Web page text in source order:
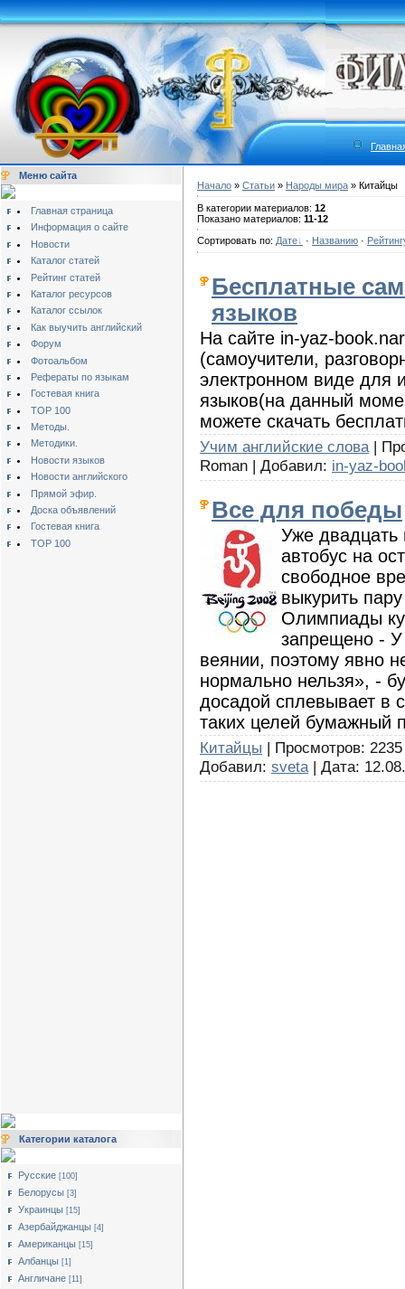
Меню сайта
Главная страница
Информация о сайте
Новости
Каталог статей
Рейтинг статей
Каталог ресурсов
Каталог ссылок
Как выучить английский
Форум
Фотоальбом
Рефераты по языкам
Гостевая книга
TOP 100
Методы.
Методики.
Новости языков
Новости английского
Прямой эфир.
Доска объявлений
Гостевая книга
TOP 100
Категории каталога
Русские [100]
Белорусы [3]
Украинцы [15]
Азербайджанцы [4]
Американцы [15]
Албанцы [1]
Англичане [11]
Начало » Статьи » Народы мира » Китайцы
В категории материалов: 12
Показано материалов: 11-12
Сортировать по: Дате · Названию ·
Бесплатные
языков
На сайте in-yaz-
(самоучители,
электронном виде для
языков(на данный
можете скачать
Учим английские слова |
Roman | Добавил: in-yaz-
Все для победы
Уже двадцать
автобус на
свободное
выкурить
Олимпиады
запрещено -
веянии, поэтому явно
нормально нельзя», -
досадой сплевывает в
таких целей бумажный
Китайцы | Просмотров:
Добавил: sveta | Дата: